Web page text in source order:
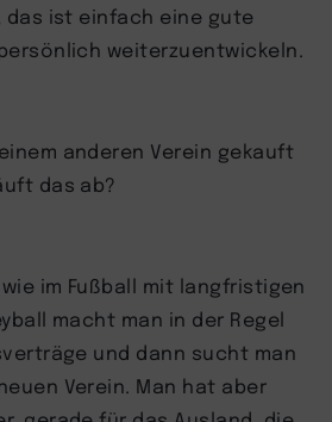
das ist einfach eine gute
weiterzuentwickeln.
anderen Verein gekauft
das ab?
im Fußball mit langfristigen
macht man in der Regel
und dann sucht man
Verein. Man hat aber